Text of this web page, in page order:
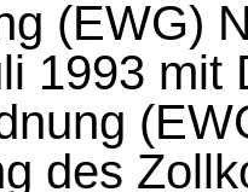
(EWG)
1993 mit
des